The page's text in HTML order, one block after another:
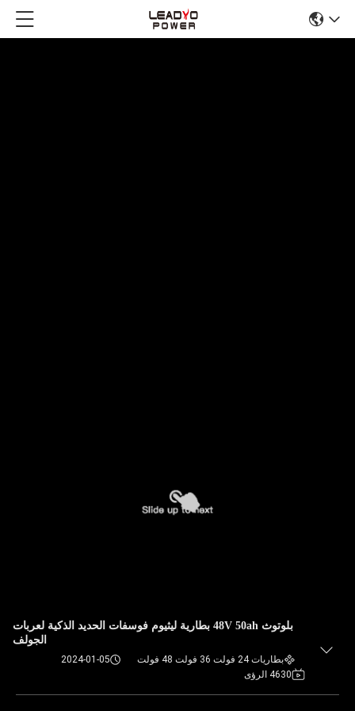
بلوتوث 48V 50ah بطارية ليثيوم فوسفات الحديد الذكية لعربات
الجولف
بطاريات 24 فولت 36 فولت 48 فولت
2024-01-05
4630 الرؤى